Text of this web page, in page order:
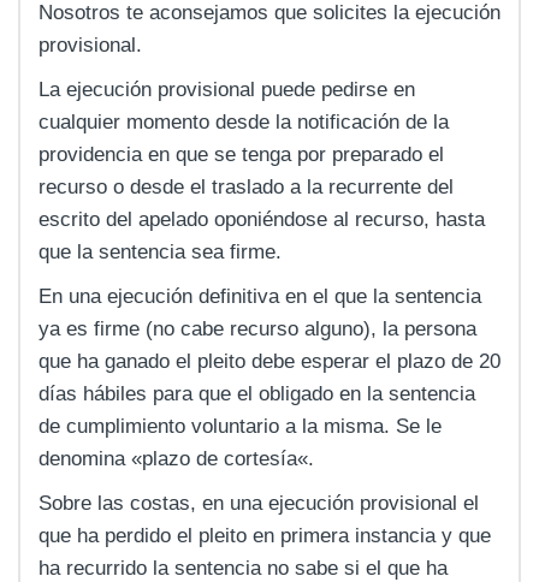
Nosotros te aconsejamos que solicites la ejecución
provisional.
La ejecución provisional puede pedirse en
cualquier momento desde la notificación de la
providencia en que se tenga por preparado el
recurso o desde el traslado a la recurrente del
escrito del apelado oponiéndose al recurso, hasta
que la sentencia sea firme.
En una ejecución definitiva en el que la sentencia
ya es firme (no cabe recurso alguno), la persona
que ha ganado el pleito debe esperar el plazo de 20
días hábiles para que el obligado en la sentencia
de cumplimiento voluntario a la misma. Se le
denomina «plazo de cortesía«.
Sobre las costas, en una ejecución provisional el
que ha perdido el pleito en primera instancia y que
ha recurrido la sentencia no sabe si el que ha